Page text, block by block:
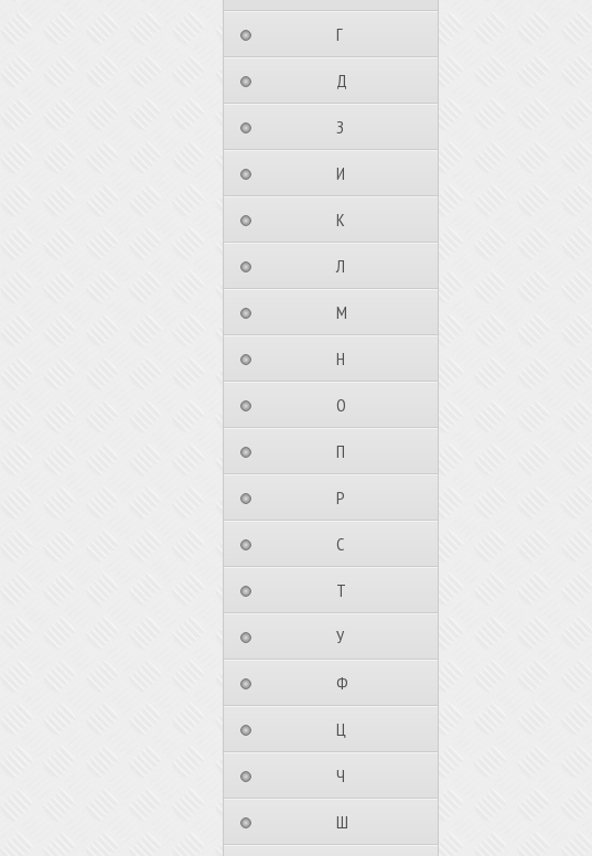
⠀⠀⠀⠀⠀⠀Г⠀⠀⠀⠀⠀⠀⠀
⠀⠀⠀⠀⠀⠀Д⠀⠀⠀⠀⠀⠀⠀
⠀⠀⠀⠀⠀⠀З⠀⠀⠀⠀⠀⠀⠀
⠀⠀⠀⠀⠀⠀И⠀⠀⠀⠀⠀⠀⠀
⠀⠀⠀⠀⠀⠀К⠀⠀⠀⠀⠀⠀⠀
⠀⠀⠀⠀⠀⠀Л⠀⠀⠀⠀⠀⠀⠀
⠀⠀⠀⠀⠀⠀М⠀⠀⠀⠀⠀⠀⠀
⠀⠀⠀⠀⠀⠀Н⠀⠀⠀⠀⠀⠀⠀
⠀⠀⠀⠀⠀⠀О⠀⠀⠀⠀⠀⠀⠀
⠀⠀⠀⠀⠀⠀П⠀⠀⠀⠀⠀⠀⠀
⠀⠀⠀⠀⠀⠀Р⠀⠀⠀⠀⠀⠀⠀
⠀⠀⠀⠀⠀⠀С⠀⠀⠀⠀⠀⠀⠀
⠀⠀⠀⠀⠀⠀Т⠀⠀⠀⠀⠀⠀⠀
⠀⠀⠀⠀⠀⠀У⠀⠀⠀⠀⠀⠀⠀
⠀⠀⠀⠀⠀⠀Ф⠀⠀⠀⠀⠀⠀⠀
⠀⠀⠀⠀⠀⠀Ц⠀⠀⠀⠀⠀⠀⠀
⠀⠀⠀⠀⠀⠀Ч⠀⠀⠀⠀⠀⠀⠀
⠀⠀⠀⠀⠀⠀Ш⠀⠀⠀⠀⠀⠀⠀